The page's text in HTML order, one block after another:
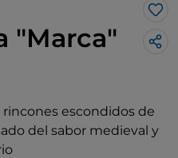
"Marca"
rincones escondidos de
del sabor medieval y
Me